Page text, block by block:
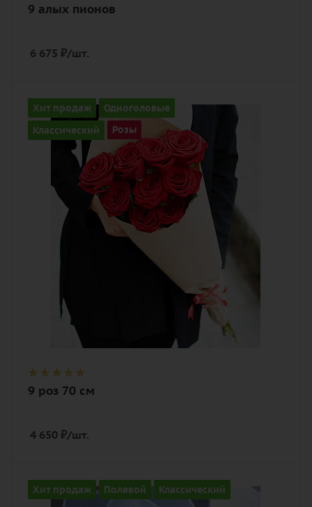
9 алых пионов
6 675 ₽/шт.
Хит продаж
Одноголовые
Классический
Розы
Количество
9
алый, бордовый, красный, чайный
Описание
роза, лента, дизайнерская упаковка
9 роз 70 см
4 650 ₽/шт.
Хит продаж Полевой Классический
Количество
21